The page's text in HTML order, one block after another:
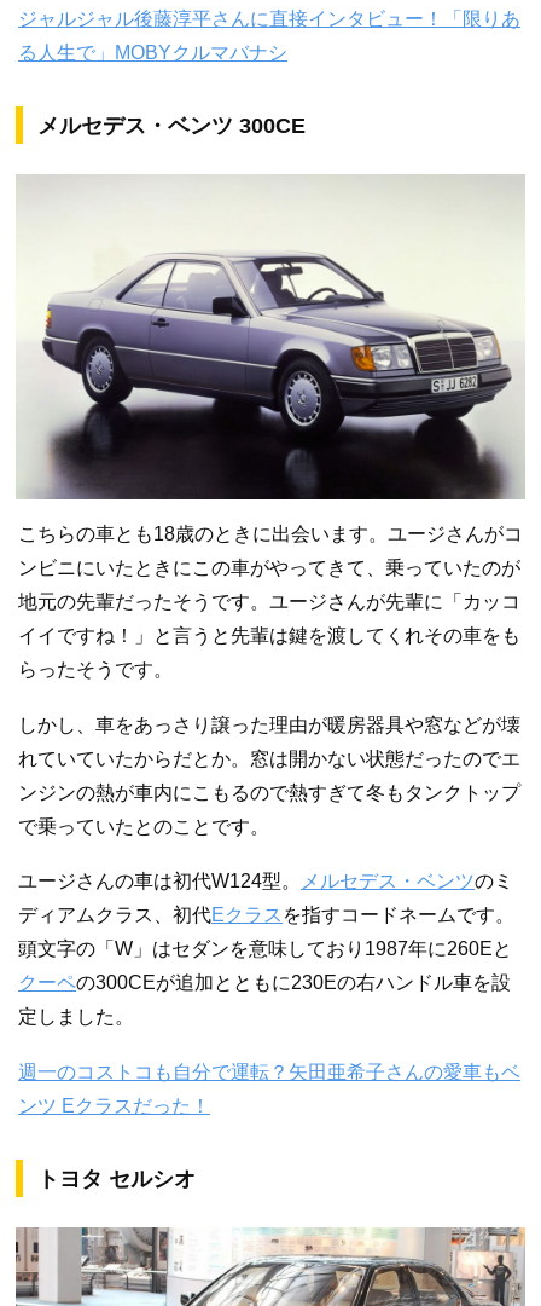
ジャルジャル後藤淳平さんに直接インタビュー！「限りあ
る人生で」MOBYクルマバナシ
メルセデス・ベンツ 300CE
こちらの車とも18歳のときに出会います。ユージさんがコ
ンビニにいたときにこの車がやってきて、乗っていたのが
地元の先輩だったそうです。ユージさんが先輩に「カッコ
イイですね！」と言うと先輩は鍵を渡してくれその車をも
らったそうです。
しかし、車をあっさり譲った理由が暖房器具や窓などが壊
れていていたからだとか。窓は開かない状態だったのでエ
ンジンの熱が車内にこもるので熱すぎて冬もタンクトップ
で乗っていたとのことです。
ユージさんの車は初代W124型。 メルセデス・ベンツのミ
ディアムクラス、初代Eクラス を指すコードネームです。
頭文字の「W」はセダンを意味しており1987年に260Eと
クーペの300CEが追加とともに230Eの右ハンドル車を設
定しました。
週一のコストコも自分で運転？矢田亜希子さんの愛車もベ
ンツ Eクラスだった！
トヨタ セルシオ